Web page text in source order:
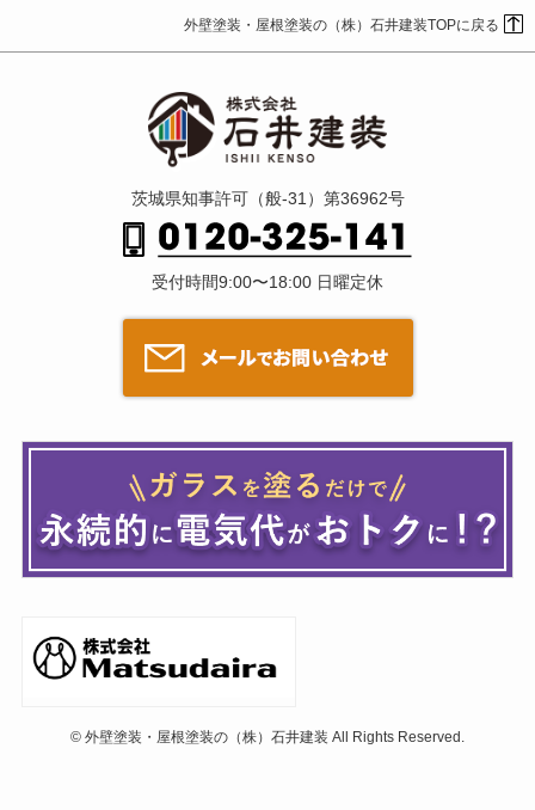
外壁塗装・屋根塗装の（株）石井建装TOPに戻る
茨城県知事許可（般-31）第36962号
受付時間9:00〜18:00 日曜定休
© 外壁塗装・屋根塗装の（株）石井建装 All Rights Reserved.